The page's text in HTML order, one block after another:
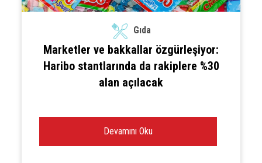
Gıda
Marketler ve bakkallar özgürleşiyor:
Haribo stantlarında da rakiplere %30
alan açılacak
Devamını Oku